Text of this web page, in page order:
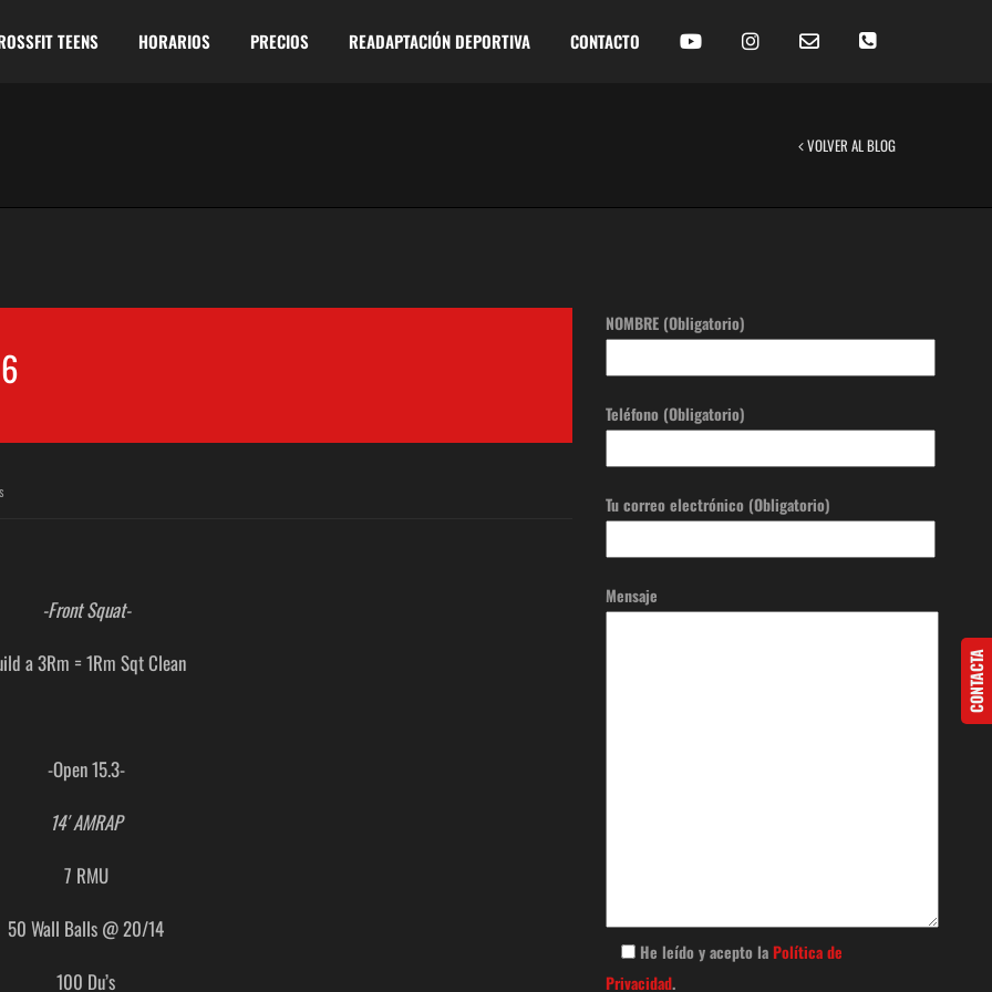
TEENS HORARIOS PRECIOS READAPTACIÓN DEPORTIVA CONTACTO
VOLVER AL BLOG
-Front Squat-
a 3Rm = 1Rm Sqt Clean
-Open 15.3-
14′ AMRAP
7 RMU
50 Wall Balls @ 20/14
100 Du’s
NOMBRE (Obligatorio)
Teléfono (Obligatorio)
Tu correo electrónico (Obligatorio)
Mensaje
He leído y acepto laPolítica de
Privacidad.
CONTACTA